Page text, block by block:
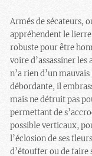
Armés de sécateurs,
appréhendent le
robuste pour être
voire d’assassiner
n’a rien d’un
débordante, il
mais ne détruit pas
permettant de
possible verticaux,
l’éclosion de ses
d’étouffer ou de faire